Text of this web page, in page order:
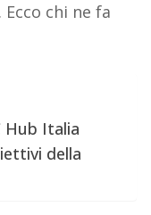
chi ne fa
Hub Italia
della